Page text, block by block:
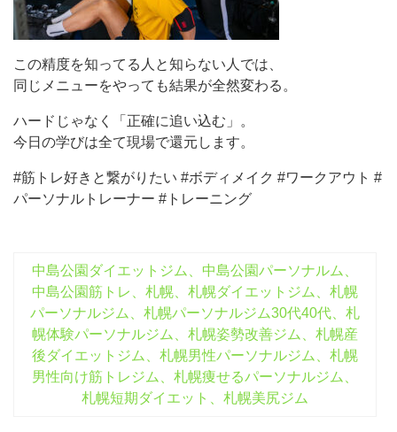
この精度を知ってる人と知らない人では、
同じメニューをやっても結果が全然変わる。
ハードじゃなく「正確に追い込む」。
今日の学びは全て現場で還元します。
#筋トレ好きと繋がりたい #ボディメイク #ワークアウト #
パーソナルトレーナー #トレーニング
中島公園ダイエットジム、中島公園パーソナルム、
中島公園筋トレ、札幌、札幌ダイエットジム、札幌
パーソナルジム、札幌パーソナルジム30代40代、札
幌体験パーソナルジム、札幌姿勢改善ジム、札幌産
後ダイエットジム、札幌男性パーソナルジム、札幌
男性向け筋トレジム、札幌痩せるパーソナルジム、
札幌短期ダイエット、札幌美尻ジム